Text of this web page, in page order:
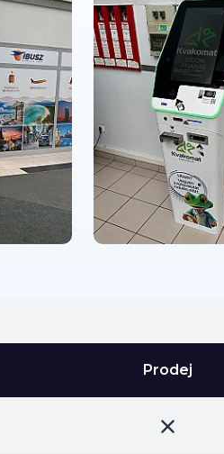
Prodej